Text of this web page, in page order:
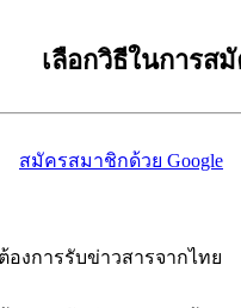
เลือกวิธีในการส
สมัครสมาชิกด้วย Google
องการรับข่าวสารจากไทย